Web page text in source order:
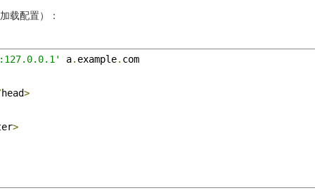
载配置）：
a. example.
head>
>